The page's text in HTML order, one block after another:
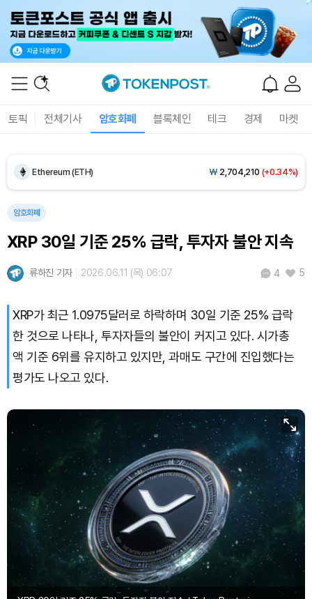
토픽 전체기사 암호화폐 블록체인 테크 경제 마켓
Tether USDt (USDT) ₩1,407(+0.01%)
BNB (BNB)
USDC (USDC) ₩1,408(0.00%)
XRP (XRP) 1,473(+2.06%)
Solana (SOL) ₩107,298(+3.25%)
Hyperliquid (HYPE)
Dogecoin (DOGE) 100.1 (+1.75%)
Bitcoin (BTC) ₩ 91,508,236 (+0.14%)
암호화폐
XRP 30일 기준 25% 급락, 투자자 불안 지속
류하진 기자 2026.06.11 (목) 06:07 4 5
XRP가 최근 1.0975달러로 하락하며 30일 기준 25% 급락
한 것으로 나타나, 투자자들의 불안이 커지고 있다. 시가총
액 기준 6위를 유지하고 있지만, 과매도 구간에 진입했다는
평가도 나오고 있다.